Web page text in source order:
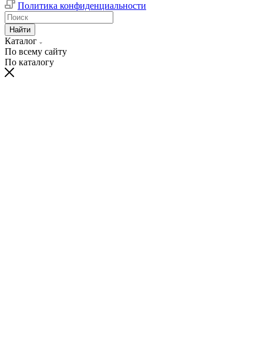
Политика конфиденциальности
Найти
Каталог
По всему сайту
По каталогу